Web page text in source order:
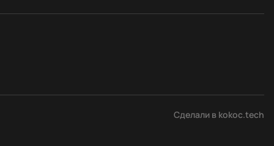
Сделали в kokoc.tech